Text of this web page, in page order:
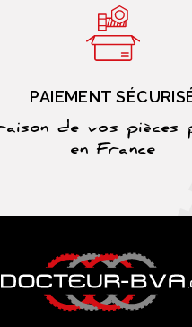
PAIEMENT
de vos
en France